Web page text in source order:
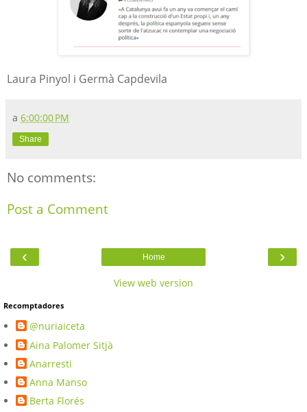
Laura Pinyol i Germà Capdevila
a 6:00:00 PM
Share
No comments:
Post a Comment
‹ ›
Home
View web version
Recomptadores
@nuriaiceta
Aina Palomer Sitjà
Anarresti
Anna Manso
Berta Florés